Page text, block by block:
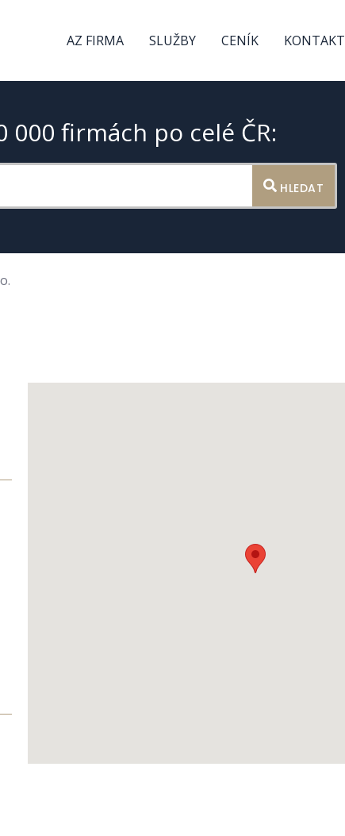
AZ FIRMA SLUŽBY CENÍK KONTAKT
000 firmách po celé ČR:
HLEDAT